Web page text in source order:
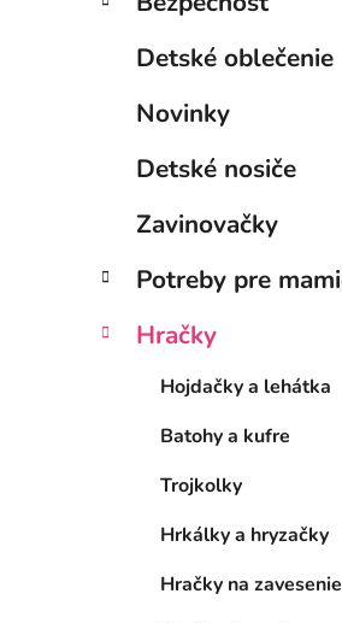
Detské oblečenie
Novinky
Detské nosiče
Zavinovačky
Potreby pre
Hračky
Hojdačky a lehátka
Batohy a kufre
Trojkolky
Hrkálky a hryzačky
Hračky na zavesenie